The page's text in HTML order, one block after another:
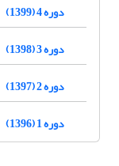
دوره 4 (1399)
دوره 3 (1398)
دوره 2 (1397)
دوره 1 (1396)